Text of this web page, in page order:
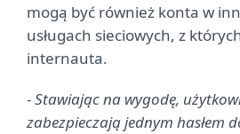
mogą być również konta w
usługach sieciowych, z
internauta.
-Stawiając na wygodę,
zabezpieczają jednym hasłem